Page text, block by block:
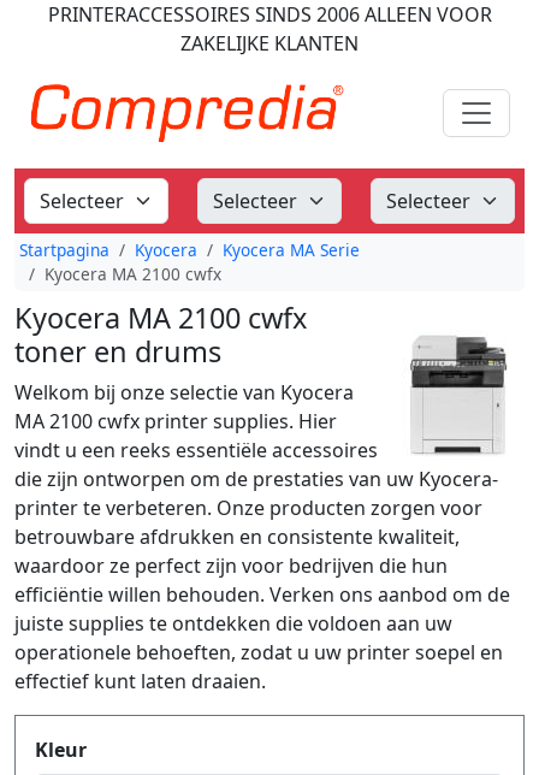
PRINTERACCESSOIRES SINDS 2006ALLEEN VOOR
ZAKELIJKE KLANTEN
Startpagina Kyocera
Kyocera MA Serie
Kyocera MA 2100 cwfx
Kyocera MA 2100 cwfx
toner en drums
Welkom bij onze selectie van Kyocera
MA 2100 cwfx printer supplies. Hier
vindt u een reeks essentiële accessoires
die zijn ontworpen om de prestaties van uw Kyocera-
printer te verbeteren. Onze producten zorgen voor
betrouwbare afdrukken en consistente kwaliteit,
waardoor ze perfect zijn voor bedrijven die hun
efficiëntie willen behouden. Verken ons aanbod om de
juiste supplies te ontdekken die voldoen aan uw
operationele behoeften, zodat u uw printer soepel en
effectief kunt laten draaien.
Produktfilter
Kleur